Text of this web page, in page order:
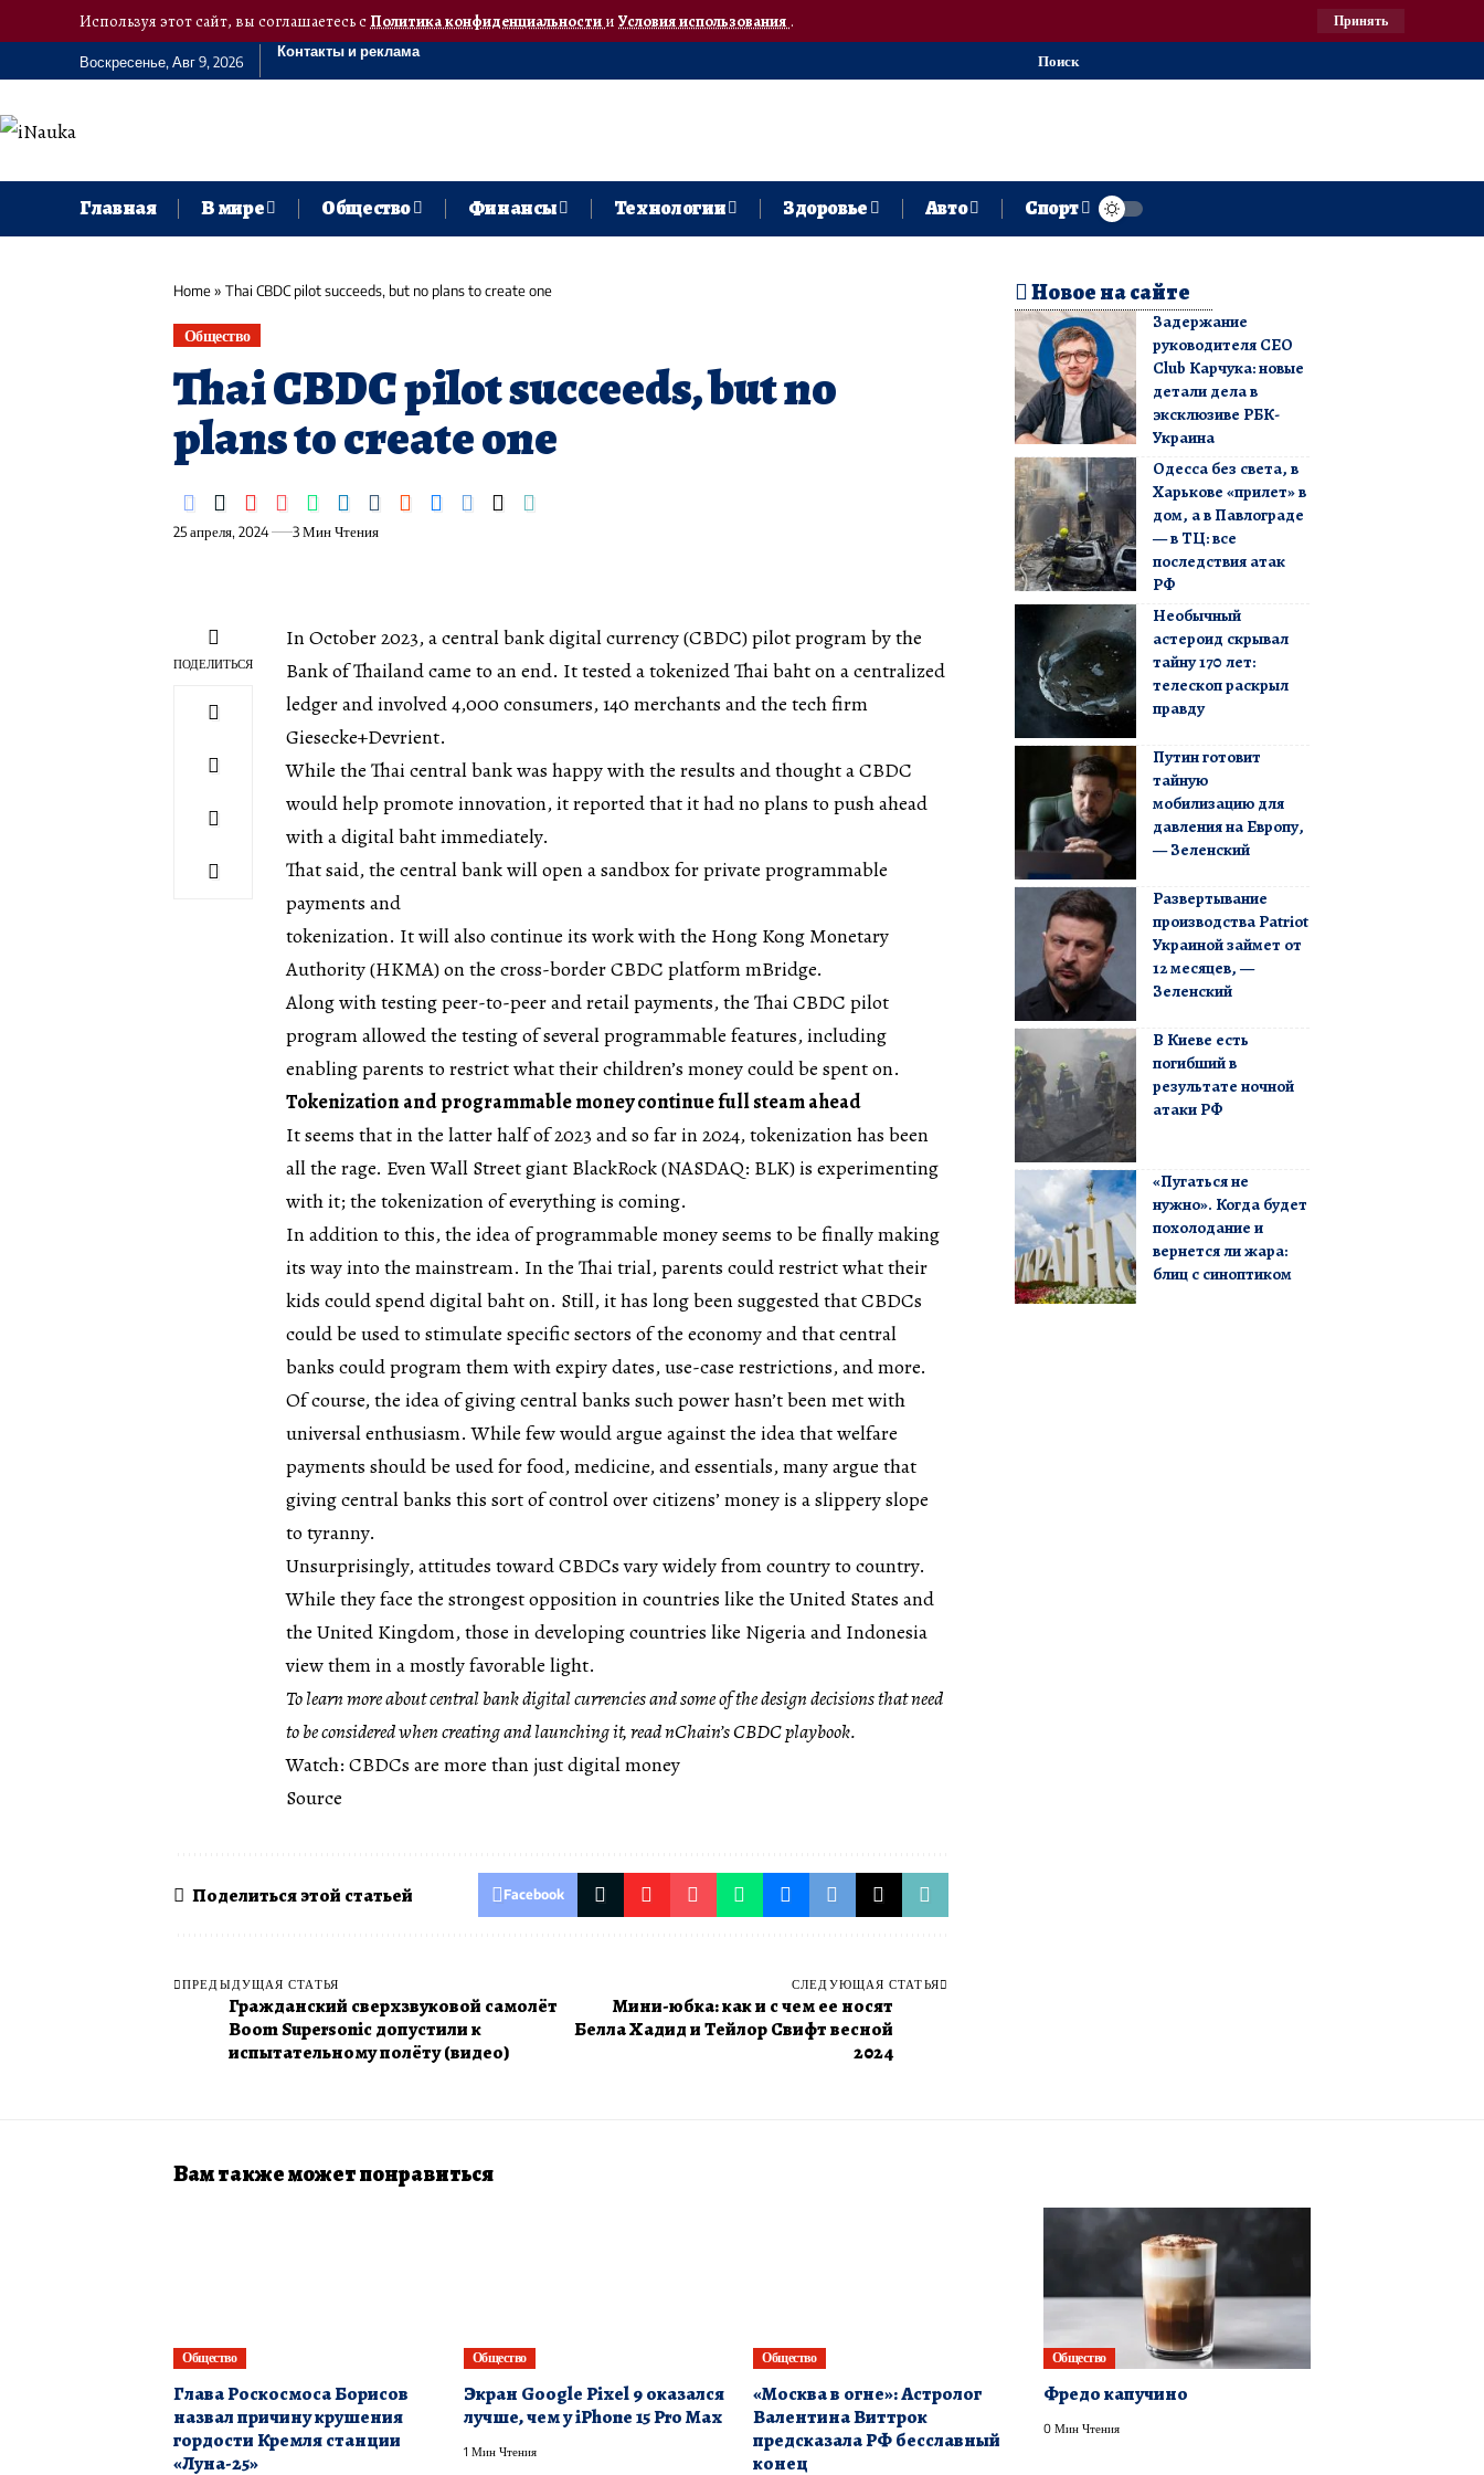
Используя этот сайт, вы соглашаетесь сПолитика конфиденциальностии Условия использования. Принять
Воскресенье, Авг 9, 2026
Контакты и реклама
Поиск
Главная В мире Общество Финансы Технологии Здоровье Авто Спорт
Home» Thai CBDC pilot succeeds, but no plans to create one
Общество
Thai CBDC pilot succeeds, but no
plans to create one
25 апреля, 2024 3 Мин Чтения
ПОДЕЛИТЬСЯ
In October 2023, a central bank digital currency (CBDC) pilot program by the
Bank of Thailand came to an end. It tested a tokenized Thai baht on a centralized
ledger and involved 4,000 consumers, 140 merchants and the tech firm
Giesecke+Devrient.
While the Thai central bank was happy with the results and thought a CBDC
would help promote innovation, it reported that it had no plans to push ahead
with a digital baht immediately.
That said, the central bank will open a sandbox for private programmable
payments and
tokenization. It will also continue its work with the Hong Kong Monetary
Authority (HKMA) on the cross-border CBDC platform mBridge.
Along with testing peer-to-peer and retail payments, the Thai CBDC pilot
program allowed the testing of several programmable features, including
enabling parents to restrict what their children’s money could be spent on.
Tokenization and programmable money continue full steam ahead
It seems that in the latter half of 2023 and so far in 2024, tokenization has been
all the rage. Even Wall Street giant BlackRock (NASDAQ: BLK) is experimenting
with it; the tokenization of everything is coming.
In addition to this, the idea of programmable money seems to be finally making
its way into the mainstream. In the Thai trial, parents could restrict what their
kids could spend digital baht on. Still, it has long been suggested that CBDCs
could be used to stimulate specific sectors of the economy and that central
banks could program them with expiry dates, use-case restrictions, and more.
Of course, the idea of giving central banks such power hasn’t been met with
universal enthusiasm. While few would argue against the idea that welfare
payments should be used for food, medicine, and essentials, many argue that
giving central banks this sort of control over citizens’ money is a slippery slope
to tyranny.
Unsurprisingly, attitudes toward CBDCs vary widely from country to country.
While they face the strongest opposition in countries like the United States and
the United Kingdom, those in developing countries like Nigeria and Indonesia
view them in a mostly favorable light.
To learn more aboutcentral bank digital currenciesand some of the design decisions that need
to be considered when creating and launching it, readnChain’s CBDC playbook.
Watch: CBDCs are more than just digital money
Source
Поделиться этой статьей Facebook
ПРЕДЫДУЩАЯ СТАТЬЯ
Гражданский сверхзвуковой самолёт
Boom Supersonic допустили к
испытательному полёту (видео)
СЛЕДУЮЩАЯ СТАТЬЯ
Мини-юбка: как и с чем ее носят
Белла Хадид и Тейлор Свифт весной
2024
Новое на сайте
Задержание
руководителя CEO
Club Карчука: новые
детали дела в
эксклюзиве РБК-
Украина
Одесса без света, в
Харькове «прилет» в
дом, а в Павлограде
— в ТЦ: все
последствия атак
РФ
Необычный
астероид скрывал
тайну 170 лет:
телескоп раскрыл
правду
Путин готовит
тайную
мобилизацию для
давления на Европу,
— Зеленский
Развертывание
производства Patriot
Украиной займет от
12 месяцев, —
Зеленский
В Киеве есть
погибший в
результате ночной
атаки РФ
«Пугаться не
нужно». Когда будет
похолодание и
вернется ли жара:
блиц с синоптиком
Вам также может понравиться
Общество
Глава Роскосмоса Борисов
назвал причину крушения
гордости Кремля станции
«Луна-25»
Общество
Экран Google Pixel 9 оказался
лучше, чем у iPhone 15 Pro Max
1 Мин Чтения
Общество
«Москва в огне»: Астролог
Валентина Виттрок
предсказала РФ бесславный
конец
Общество
Фредо капучино
0 Мин Чтения